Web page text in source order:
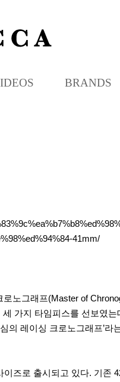
BRANDS
41mm/
로노그래프(Master of
가지 타임피스를 선보였
의 레이싱 크로노그래프’
즈로 출시되고 있다. 기존